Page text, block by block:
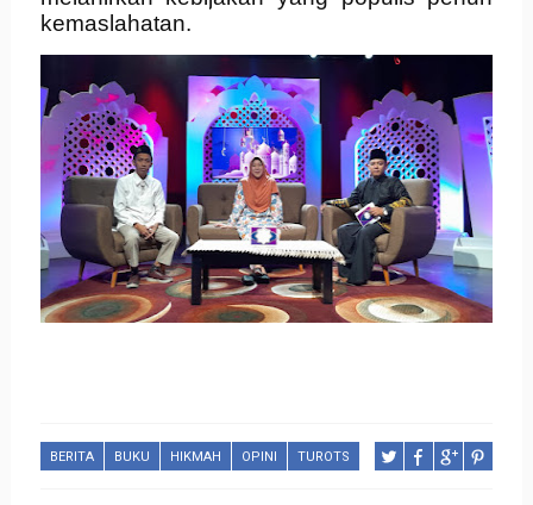
kemaslahatan.
BERITA BUKU HIKMAH OPINI TUROTS